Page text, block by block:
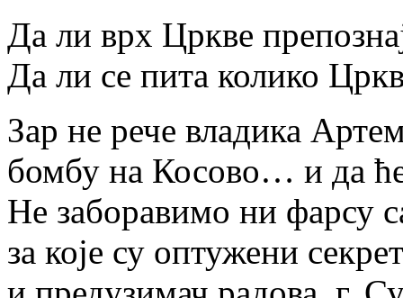
Да ли врх Цркве
Да ли се пита колико
Зар не рече владика
бомбу на Косово… и да
Не заборавимо ни фарсу
за које су оптужени